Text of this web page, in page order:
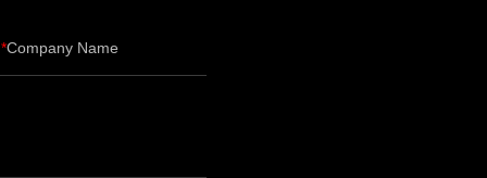
Company Name